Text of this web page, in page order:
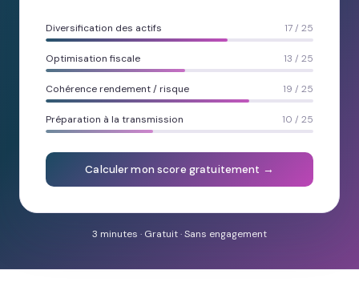
Diversification des actifs 17 / 25
Optimisation fiscale 13 / 25
Cohérence rendement / risque 19 / 25
Préparation à la transmission 10 / 25
Calculer mon score gratuitement →
3 minutes · Gratuit · Sans engagement